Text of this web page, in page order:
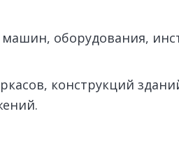
оборудования,
конструкций